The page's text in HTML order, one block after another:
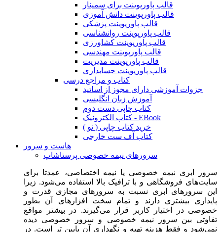
قالب پاورپوینت برای سمینار
قالب پاورپوینت دانش آموزی
قالب پاورپوینت پزشکی
قالب پاورپوینت روانشناسی
قالب پاورپوینت کشاورزی
قالب پاورپوینت مهندسی
قالب پاورپوینت مدیریت
قالب پاورپوینت حسابداری
کتاب و مراجع درسی
جزوات آموزشی دارای مجوز از اساتید
آموزش زبان انگلیسی
کتاب چاپی دست دوم
کتاب الکترونیک - EBook
خرید کتاب چاپی ( نو )
کتاب آف ست خارجی
هاست و سرور
سرورهای نیمه خصوصی پرستاشاپ
سرور ابری نیمه خصوصی یا نیمه اختصاصی، عمدتا برای
سایت‌های فروشگاهی و با ترافیک بالا استفاده می‌شود. زیرا
این سرورهای ابری نسبت به سرورهای مجازی قدرت و
پایداری بیشتری دارند و تمام سخت افزارهای آن بطور
خصوصی در اختیار کاربر قرار می‌گیرند. در بیشتر مواقع
تفاوتی بین سرور نیمه خصوصی و سرور خصوصی دیده
نمی‌شود و فقط هزینه تهیه و نگهداری آن پایین تر است. در